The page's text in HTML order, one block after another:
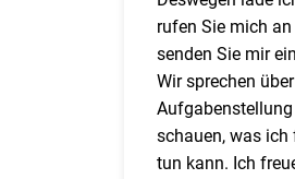
rufen Sie mich an
senden Sie mir
Wir sprechen
schauen, was ich
tun kann. Ich